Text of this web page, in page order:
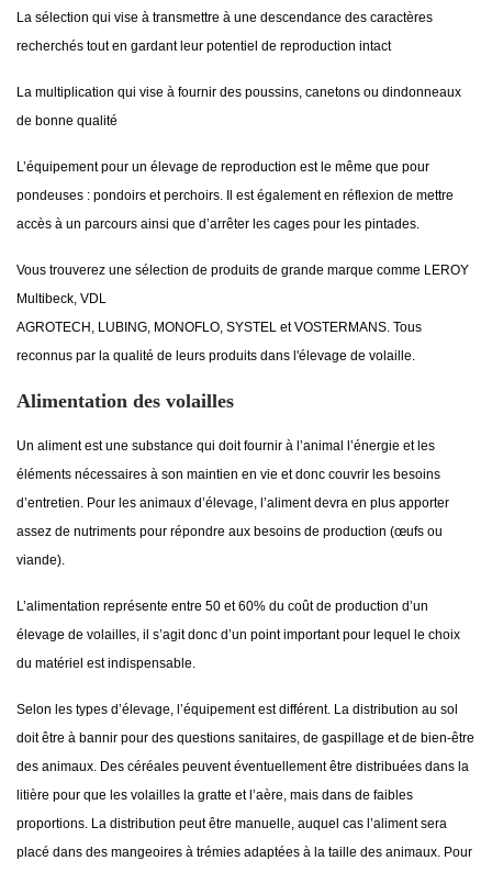
La sélection qui vise à transmettre à une descendance des caractères
recherchés tout en gardant leur potentiel de reproduction intact
La multiplication qui vise à fournir des poussins, canetons ou dindonneaux
de bonne qualité
L’équipement pour un élevage de reproduction est le même que pour
pondeuses : pondoirs et perchoirs. Il est également en réflexion de mettre
accès à un parcours ainsi que d’arrêter les cages pour les pintades.
Vous trouverez une sélection de produits de grande marque comme LEROY
Multibeck, VDL
AGROTECH, LUBING, MONOFLO, SYSTEL et VOSTERMANS. Tous
reconnus par la qualité de leurs produits dans l'élevage de volaille.
Alimentation des volailles
Un aliment est une substance qui doit fournir à l’animal l’énergie et les
éléments nécessaires à son maintien en vie et donc couvrir les besoins
d’entretien. Pour les animaux d’élevage, l’aliment devra en plus apporter
assez de nutriments pour répondre aux besoins de production (œufs ou
viande).
L’alimentation représente entre 50 et 60% du coût de production d’un
élevage de volailles, il s’agit donc d’un point important pour lequel le choix
du matériel est indispensable.
Selon les types d’élevage, l’équipement est différent. La distribution au sol
doit être à bannir pour des questions sanitaires, de gaspillage et de bien-être
des animaux. Des céréales peuvent éventuellement être distribuées dans la
litière pour que les volailles la gratte et l’aère, mais dans de faibles
proportions. La distribution peut être manuelle, auquel cas l’aliment sera
placé dans des mangeoires à trémies adaptées à la taille des animaux. Pour